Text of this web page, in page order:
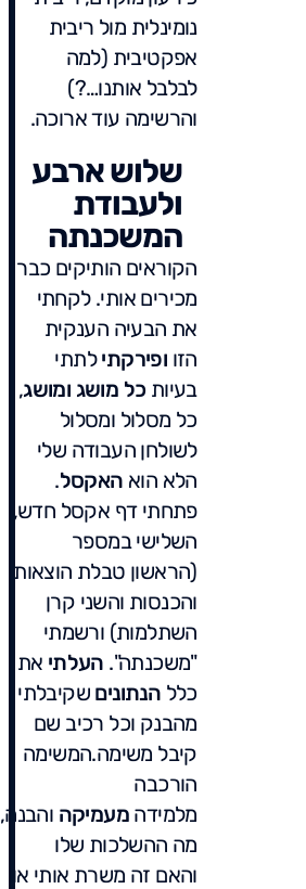
נומינלית מול ריבית
אפקטיבית (למה
לבלבל אותנו…?)
והרשימה עוד ארוכה.
שלוש ארבע
ולעבודת
המשכנתה
הקוראים הותיקים כבר
מכירים אותי. לקחתי
את הבעיה הענקית
הזו ופירקתילתתי
בעיותכל מושג ומושג,
כל מסלול ומסלול
לשולחן העבודה שלי
הלא הוא האקסל.
פתחתי דף אקסל חדש,
השלישי במספר
(הראשון טבלת הוצאות
והכנסות והשני קרן
השתלמות) ורשמתי
"משכנתה". העלתי את
כלל הנתונים שקיבלתי
מהבנק וכל רכיב שם
קיבל משימה.המשימה
הורכבה
מלמידה מעמיקה והבנה,
מה ההשלכות שלו
והאם זה משרת אותי או